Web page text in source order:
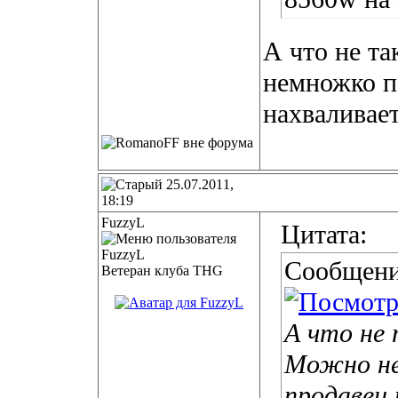
А что не
немножко
25.07.2011,
18:19
FuzzyL
Ветеран клуба THG
Цитата:
А что не
Можно